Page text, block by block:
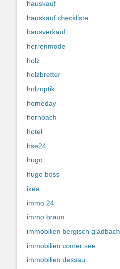
hauskauf
hauskauf checkliste
hausverkauf
herrenmode
holz
holzbretter
holzoptik
homeday
hornbach
hotel
hse24
hugo
hugo boss
ikea
immo 24
immo braun
immobilien bergisch gladbach
immobilien comer see
immobilien dessau